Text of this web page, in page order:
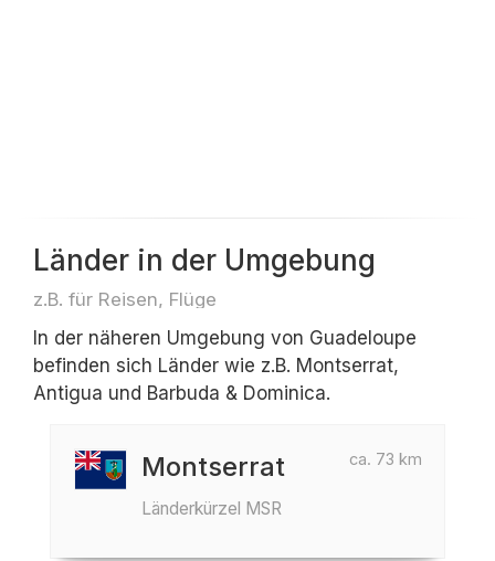
Länder in der Umgebung
z.B. für Reisen, Flüge
In der näheren Umgebung von Guadeloupe
befinden sich Länder wie z.B. Montserrat,
Antigua und Barbuda & Dominica.
ca. 73 km
Montserrat
Länderkürzel MSR